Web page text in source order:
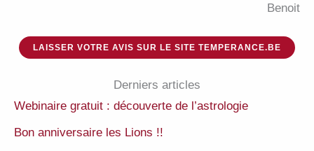
Benoit
LAISSER VOTRE AVIS SUR LE SITE TEMPERANCE.BE
Derniers articles
Webinaire gratuit : découverte de l’astrologie
Bon anniversaire les Lions !!